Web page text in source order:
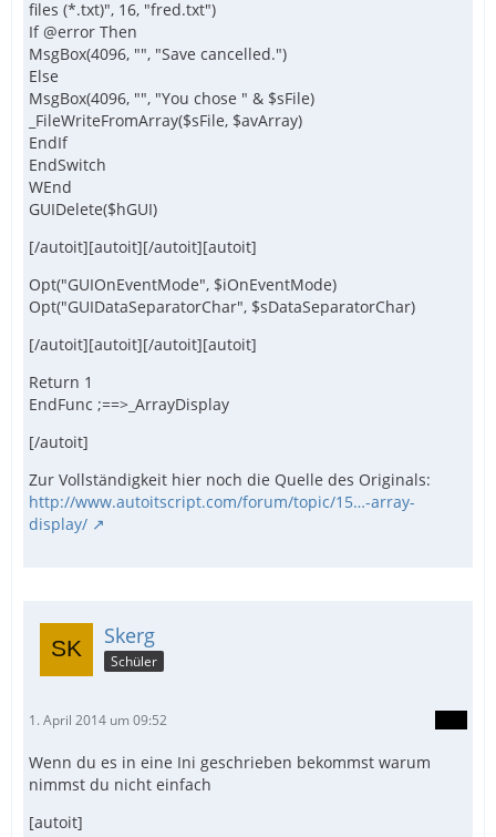
files (*.txt)", 16, "fred.txt")
If @error Then
MsgBox(4096, "", "Save cancelled.")
Else
MsgBox(4096, "", "You chose " & $sFile)
_FileWriteFromArray($sFile, $avArray)
EndIf
EndSwitch
WEnd
GUIDelete($hGUI)
[/autoit][autoit][/autoit][autoit]
Opt("GUIOnEventMode", $iOnEventMode)
Opt("GUIDataSeparatorChar", $sDataSeparatorChar)
[/autoit][autoit][/autoit][autoit]
Return 1
EndFunc ;==>_ArrayDisplay
[/autoit]
Zur Vollständigkeit hier noch die Quelle des Originals:
http://www.autoitscript.com/forum/topic/15…-array-
display/
Skerg
Schüler
1. April 2014 um 09:52
Wenn du es in eine Ini geschrieben bekommst warum
nimmst du nicht einfach
[autoit]